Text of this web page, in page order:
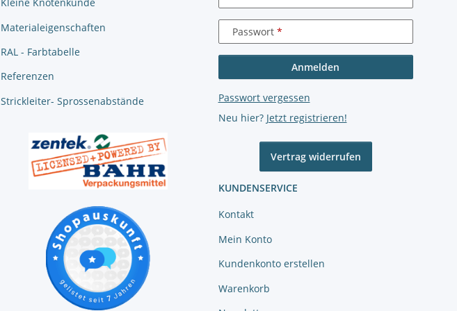
Materialeigenschaften
RAL - Farbtabelle
Referenzen
Strickleiter- Sprossenabstände
Passwort
Anmelden
Passwort vergessen
Neu hier? Jetzt registrieren!
Vertrag widerrufen
KUNDENSERVICE
Kontakt
Mein Konto
Kundenkonto erstellen
Warenkorb